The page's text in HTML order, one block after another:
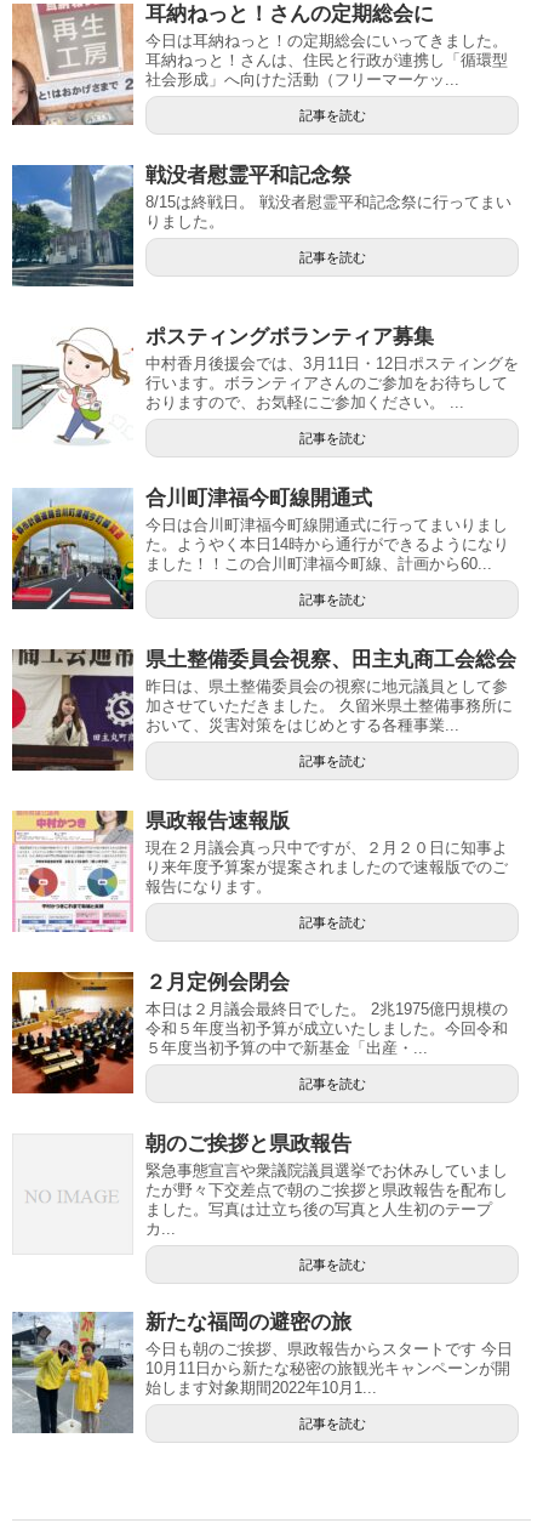
耳納ねっと！さんの定期総会に
今日は耳納ねっと！の定期総会にいってきました。
耳納ねっと！さんは、住民と行政が連携し「循環型
社会形成」へ向けた活動（フリーマーケッ...
記事を読む
戦没者慰霊平和記念祭
8/15は終戦日。 戦没者慰霊平和記念祭に行ってまい
りました。
記事を読む
ポスティングボランティア募集
中村香月後援会では、3月11日・12日ポスティングを
行います。ボランティアさんのご参加をお待ちして
おりますので、お気軽にご参加ください。 ...
記事を読む
合川町津福今町線開通式
今日は合川町津福今町線開通式に行ってまいりまし
た。ようやく本日14時から通行ができるようになり
ました！！この合川町津福今町線、計画から60...
記事を読む
県土整備委員会視察、田主丸商工会総会
昨日は、県土整備委員会の視察に地元議員として参
加させていただきました。 久留米県土整備事務所に
おいて、災害対策をはじめとする各種事業...
記事を読む
県政報告速報版
現在２月議会真っ只中ですが、２月２０日に知事よ
り来年度予算案が提案されましたので速報版でのご
報告になります。
記事を読む
２月定例会閉会
本日は２月議会最終日でした。 2兆1975億円規模の
令和５年度当初予算が成立いたしました。今回令和
５年度当初予算の中で新基金「出産・...
記事を読む
朝のご挨拶と県政報告
緊急事態宣言や衆議院議員選挙でお休みしていまし
たが野々下交差点で朝のご挨拶と県政報告を配布し
ました。写真は辻立ち後の写真と人生初のテープ
カ...
記事を読む
新たな福岡の避密の旅
今日も朝のご挨拶、県政報告からスタートです 今日
10月11日から新たな秘密の旅観光キャンペーンが開
始します対象期間2022年10月1...
記事を読む